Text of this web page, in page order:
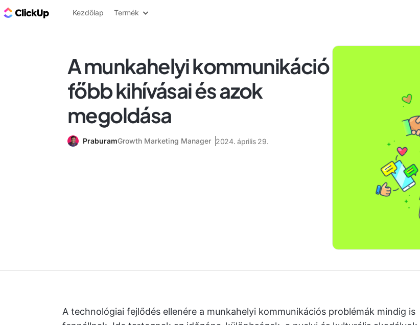
ClickUp blog
Kezdőlap Termék
A munkahelyi kommunikáció
főbb kihívásai és azok
megoldása
PraburamGrowth Marketing Manager 2024. április 29.
A technológiai fejlődés ellenére a munkahelyi kommunikációs problémák mindig is